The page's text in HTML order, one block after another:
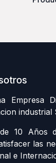
Empresa
industrial
10 Años
las
e